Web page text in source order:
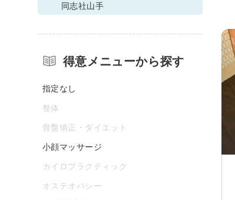
同志社山手
得意メニューから探す
指定なし
整体
骨盤矯正・ダイエット
小顔マッサージ
カイロプラクティック
オステオパシー